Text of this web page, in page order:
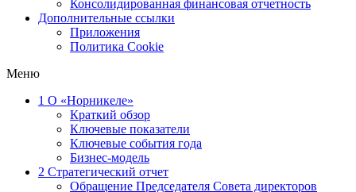
Консолидированная финансовая отчетность
Дополнительные ссылки
Приложения
Политика Cookie
Меню
1 О «Норникеле»
Краткий обзор
Ключевые показатели
Ключевые события года
Бизнес-модель
2 Стратегический отчет
Обращение Председателя Совета директоров